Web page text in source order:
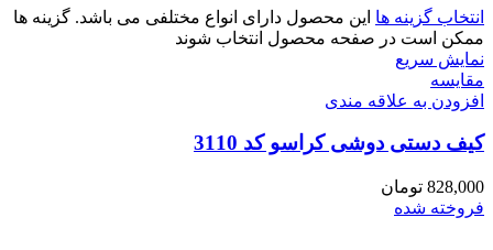
انتخاب گزینه ها این محصول دارای انواع مختلفی می باشد. گزینه ها
ممکن است در صفحه محصول انتخاب شوند
نمایش سریع
مقايسه
افزودن به علاقه مندی
کیف دستی دوشی کراسو کد 3110
828,000 تومان
فروخته شده